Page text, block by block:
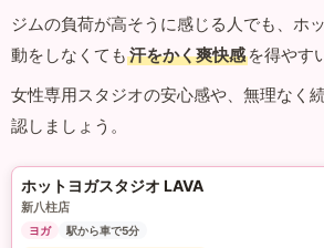
ジムの負荷が高そうに感じる人でも、ホ
動をしなくても 汗をかく爽快感 を得やす
女性専用スタジオの安心感や、無理なく
認しましょう。
ホットヨガスタジオ LAVA
新八柱店
ヨガ
駅から車で5分